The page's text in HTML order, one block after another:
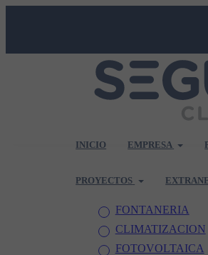
INICIO EMPRESA
PROYECTOS
FONTANERIA
CLIMATIZACION
FOTOVOLTAICA